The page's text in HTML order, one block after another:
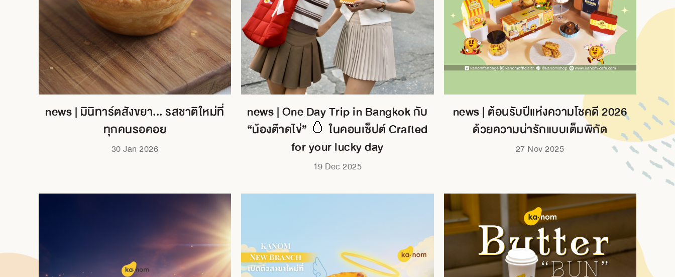
news | มินิทาร์ตสังขยา... รสชาติใหม่ที่
ทุกคนรอคอย
30 Jan 2026
news | One Day Trip in Bangkok กับ
“น้องต๊าดไข่” 🥚 ในคอนเซ็ปต์ Crafted
for your lucky day
19 Dec 2025
news | ต้อนรับปีแห่งความโชคดี 2026
ด้วยความน่ารักแบบเต็มพิกัด
27 Nov 2025